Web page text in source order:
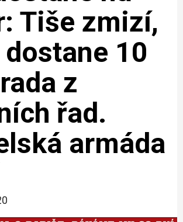
Tiše zmizí,
10
z
řad.
armáda